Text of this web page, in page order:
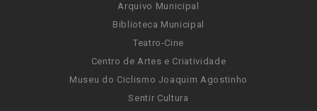
Arquivo Municipal
Biblioteca Municipal
Teatro-Cine
Centro de Artes e Criatividade
Museu do Ciclismo Joaquim Agostinho
Sentir Cultura